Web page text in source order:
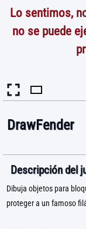
Lo sentimos,
no se puede
DrawFender
Descripción del
Dibuja objetos para
proteger a un famoso